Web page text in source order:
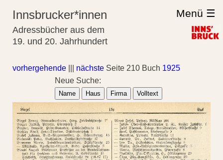
Innsbrucker*innen
Adressbücher aus dem
19. und 20. Jahrhundert
Menü ☰
vorhergehende nächste Seite 210 Buch 1925
Neue Suche:
Name Haus Firma Volltext